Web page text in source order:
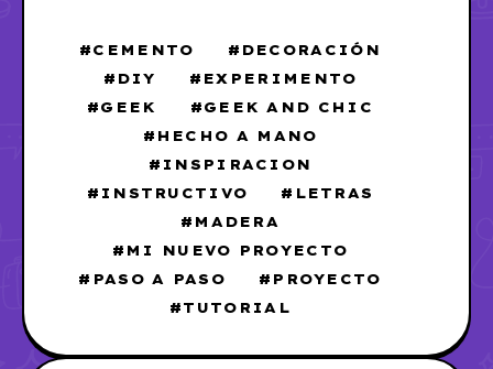
CEMENTO
DECORACIÓN
DIY
EXPERIMENTO
GEEK
GEEK AND CHIC
HECHO A MANO
INSPIRACION
INSTRUCTIVO
LETRAS
MADERA
MI NUEVO PROYECTO
PASO A PASO
PROYECTO
TUTORIAL